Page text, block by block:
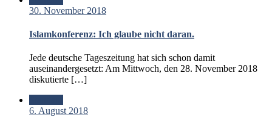
30. November 2018
Islamkonferenz: Ich glaube nicht daran.
Jede deutsche Tageszeitung hat sich schon damit
auseinandergesetzt: Am Mittwoch, den 28. November 2018
diskutierte […]
6. August 2018